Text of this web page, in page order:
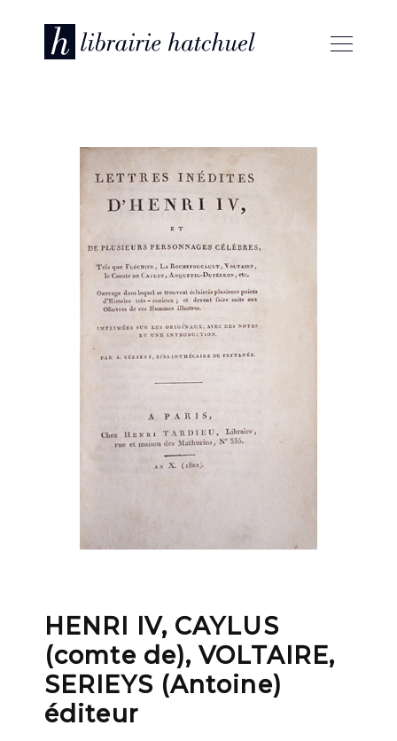
HENRI IV, CAYLUS
(comte de), VOLTAIRE,
SERIEYS (Antoine)
éditeur